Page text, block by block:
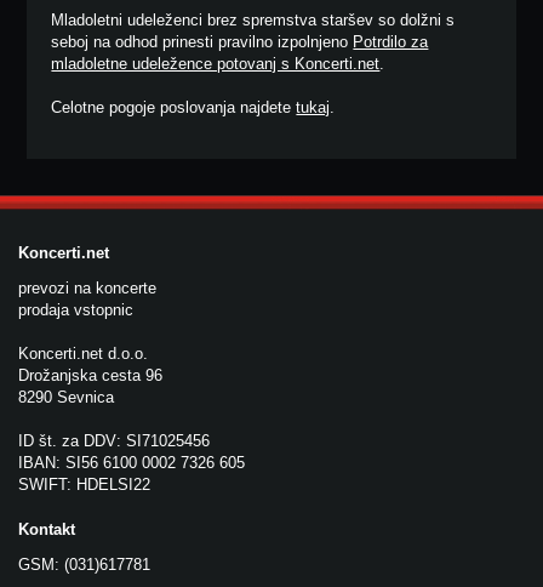
Mladoletni udeleženci brez spremstva staršev so dolžni s
seboj na odhod prinesti pravilno izpolnjeno Potrdilo za
mladoletne udeležence potovanj s Koncerti.net.
Celotne pogoje poslovanja najdetetukaj.
Koncerti.net
prevozi na koncerte
prodaja vstopnic
Koncerti.net d.o.o.
Drožanjska cesta 96
8290 Sevnica
ID št. za DDV: SI71025456
IBAN: SI56 6100 0002 7326 605
SWIFT: HDELSI22
Kontakt
GSM: (031)617781